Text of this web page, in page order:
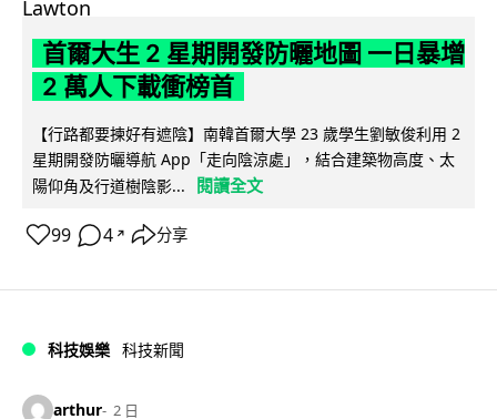
首爾大生 2 星期開發防曬地圖 一日暴增
2 萬人下載衝榜首
【行路都要揀好有遮陰】南韓首爾大學 23 歲學生劉敏俊利用 2
星期開發防曬導航 App「走向陰涼處」，結合建築物高度、太
陽仰角及行道樹陰影...
閱讀全文
99 4 ↗ 分享
科技娛樂 科技新聞
arthur 2 日